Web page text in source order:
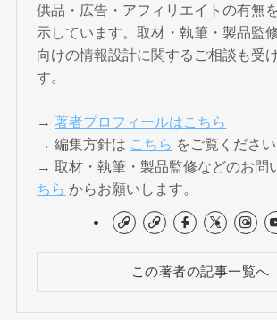
供品・広告・アフィリエイトの有無
示しています。取材・執筆・製品監
向けの情報設計に関するご相談も受
す。
→著者プロフィールはこちら
→ 編集方針は こちら をご覧ください
→ 取材・執筆・製品監修などのお問
ちら からお願いします。
この著者の記事一覧へ